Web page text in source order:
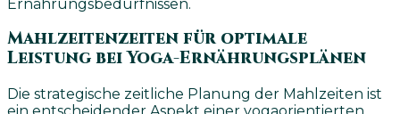
Ernährungsbedürfnissen.
Mahlzeitenzeiten für optimale
Leistung bei Yoga-Ernährungsplänen
Die strategische zeitliche Planung der Mahlzeiten ist